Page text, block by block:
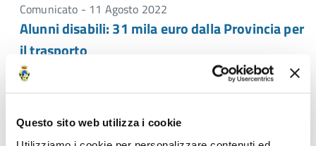
Questo sito web utilizza i cookie
Comunicato - 11 Agosto 2022
Alunni disabili: 31 mila euro dalla Provincia per
il trasporto
Pubblicato avviso di manifestazione di interesse per il
servizio
Comunicato - 28 Febbraio 2022